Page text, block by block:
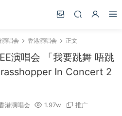
演唱会 香港演唱会 正文
演唱会 「我要跳舞 唔跳
In Concert 2
港演唱会 1.97w 推广